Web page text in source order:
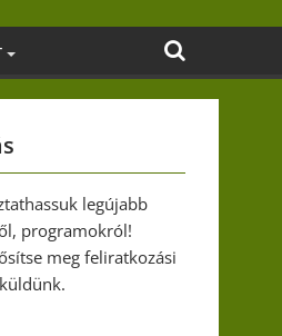
legújabb
programokról!
meg feliratkozási